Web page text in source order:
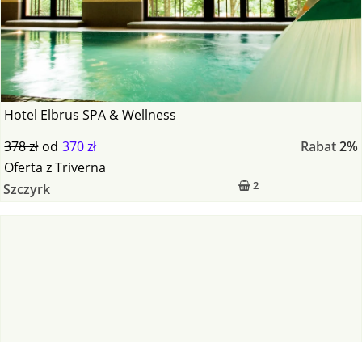
Hotel Elbrus SPA & Wellness
378 zł od 370 zł Rabat2%
2
Oferta zTriverna
Szczyrk